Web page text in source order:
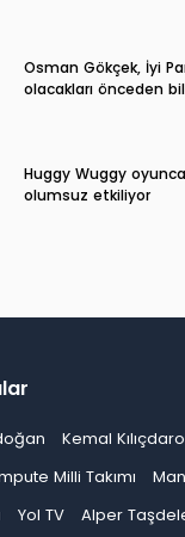
Osman Gökçek, İyi
olacakları önceden
Huggy Wuggy
olumsuz etkiliyor
Kemal
Milli Takımı
Yol TV
Alper